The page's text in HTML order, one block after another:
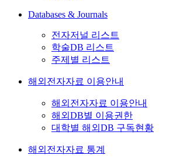
Databases & Journals
전자저널 리스트
학술DB 리스트
주제별 리스트
해외전자자료 이용안내
해외전자자료 이용안내
해외DB별 이용권한
대학별 해외DB 구독현황
해외전자자료 통계